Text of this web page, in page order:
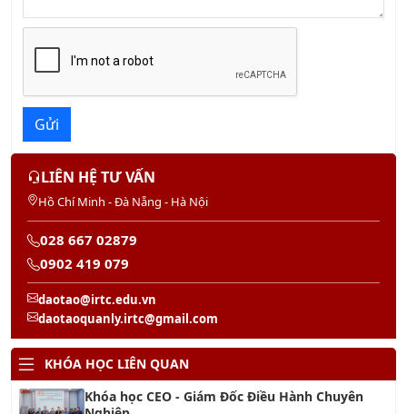
LIÊN HỆ TƯ VẤN
028 667 02879
0902 419 079
daotao@irtc.edu.vn
daotaoquanly.irtc@gmail.com
KHÓA HỌC LIÊN QUAN
Khóa học CEO - Giám Đốc Điều Hành Chuyên
Nghiệp
22/08/2026